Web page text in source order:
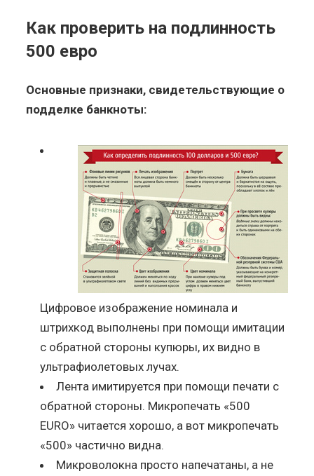
Как проверить на подлинность
500 евро
Основные признаки, свидетельствующие о
подделке банкноты:
Цифровое изображение номинала и
штрихкод выполнены при помощи имитации
с обратной стороны купюры, их видно в
ультрафиолетовых лучах.
Лента имитируется при помощи печати с
обратной стороны. Микропечать «500
EURO» читается хорошо, а вот микропечать
«500» частично видна.
Микроволокна просто напечатаны, а не